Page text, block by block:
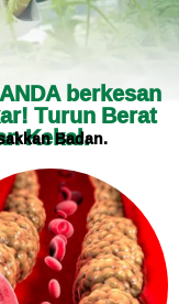
berkesan
Turun Berat
Kekal.
Badan.